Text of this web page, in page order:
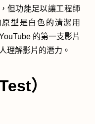
但功能足以讓工程師
型是白色的清潔用
的第一支影片
理解影片的潛力。
）